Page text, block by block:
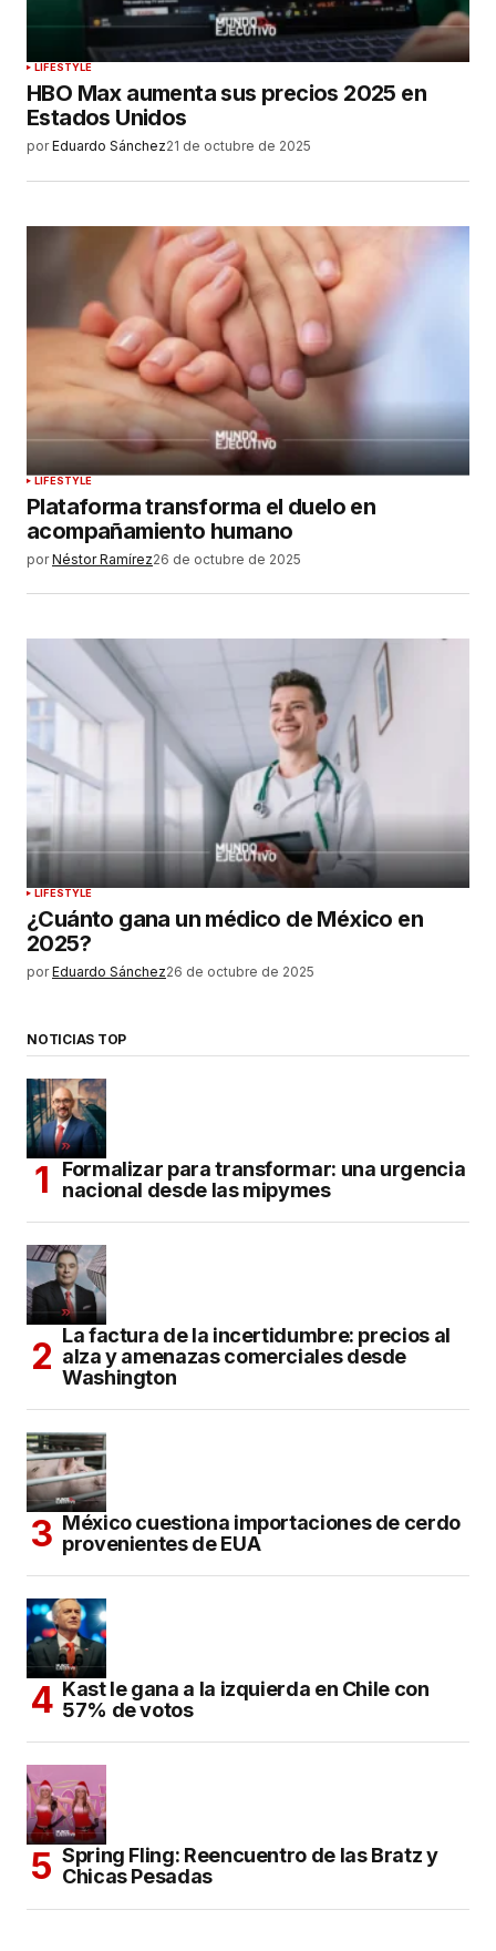
LIFESTYLE
HBO Max aumenta sus precios 2025 en
Estados Unidos
por Eduardo Sánchez21 de octubre de 2025
LIFESTYLE
Plataforma transforma el duelo en
acompañamiento humano
por Néstor Ramírez26 de octubre de 2025
LIFESTYLE
¿Cuánto gana un médico de México en
2025?
por Eduardo Sánchez26 de octubre de 2025
NOTICIAS TOP
Formalizar para transformar: una urgencia
nacional desde las mipymes
La factura de la incertidumbre: precios al
alza y amenazas comerciales desde
Washington
México cuestiona importaciones de cerdo
provenientes de EUA
Kast le gana a la izquierda en Chile con
57% de votos
Spring Fling: Reencuentro de las Bratz y
Chicas Pesadas